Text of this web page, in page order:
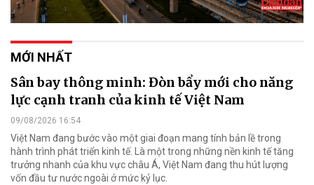
MỚI NHẤT
Sân bay thông minh: Đòn bẩy mới cho năng
lực cạnh tranh của kinh tế Việt Nam
09/08/2026 16:54
Việt Nam đang bước vào một giai đoạn mang tính bản lề trong
hành trình phát triển kinh tế. Là một trong những nền kinh tế tăng
trưởng nhanh của khu vực châu Á, Việt Nam đang thu hút lượng
vốn đầu tư nước ngoài ở mức kỷ lục.